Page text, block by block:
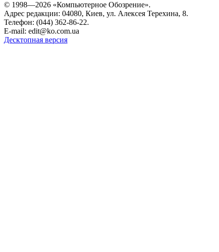
© 1998—2026 «Компьютерное Обозрение».
Адрес редакции: 04080, Киев, ул. Алексея Терехина, 8.
Телефон: (044) 362-86-22.
E-mail: edit@ko.com.ua
Десктопная версия